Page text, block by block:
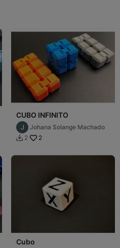
CUBO INFINITO
Johana Solange Machado
 2 2
Cubo